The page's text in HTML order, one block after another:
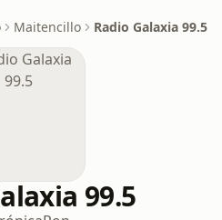
Maitencillo Radio Galaxia 99.5
99.5